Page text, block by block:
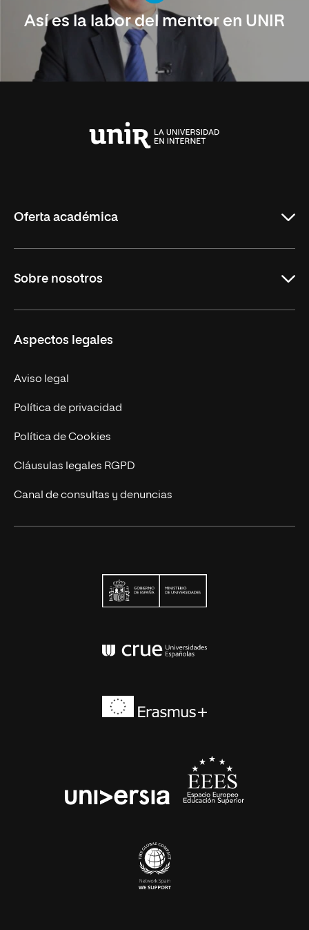
Así es la labor del mentor en UNIR
Oferta académica
Maestrías
Sobre nosotros
Trabaja en UNIR
Actualidad
Contacto
Aspectos legales
Aviso legal
Política de privacidad
Política de Cookies
Cláusulas legales RGPD
Canal de consultas y denuncias
Conferencia de
universia